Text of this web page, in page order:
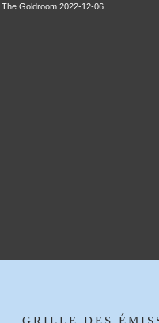
The Goldroom 2022-12-06